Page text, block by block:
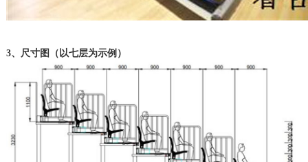
3、尺寸图（以七层为示例）